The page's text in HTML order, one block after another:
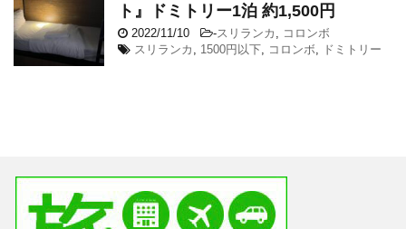
ト』ドミトリー1泊 約1,500円
2022/11/10 -スリランカ
コロンボ
スリランカ
1500円以下 コロンボ ドミトリー